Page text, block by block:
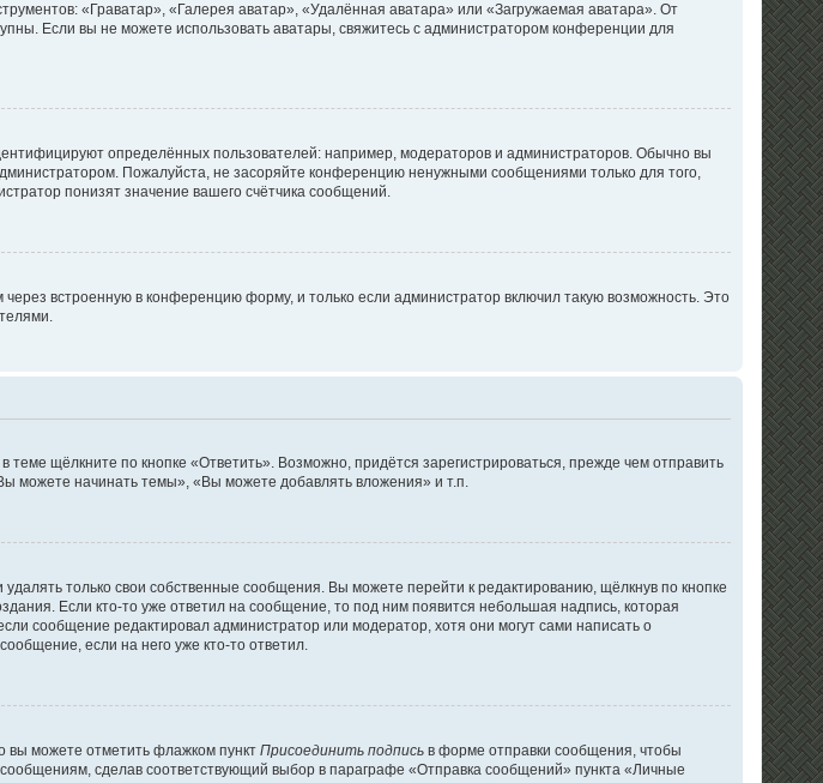
«Граватар», «Галерея аватар», «Удалённая аватара» или «Загружаемая аватара». От
Если вы не можете использовать аватары, свяжитесь с администратором конференции для
определённых пользователей: например, модераторов и администраторов. Обычно вы
Пожалуйста, не засоряйте конференцию ненужными сообщениями только для того,
понизят значение вашего счётчика сообщений.
встроенную в конференцию форму, и только если администратор включил такую возможность. Это
щёлкните по кнопке «Ответить». Возможно, придётся зарегистрироваться, прежде чем отправить
можете начинать темы», «Вы можете добавлять вложения» и т.п.
только свои собственные сообщения. Вы можете перейти к редактированию, щёлкнув по кнопке
Если кто-то уже ответил на сообщение, то под ним появится небольшая надпись, которая
сообщение редактировал администратор или модератор, хотя они могут сами написать о
если на него уже кто-то ответил.
вы можете отметить флажком пунктПрисоединить подпись в форме отправки сообщения, чтобы
сделав соответствующий выбор в параграфе «Отправка сообщений» пункта «Личные